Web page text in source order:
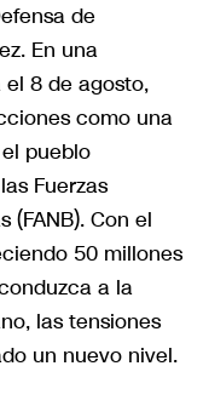
de
En una
8 de agosto,
como una
pueblo
Fuerzas
(FANB). Con el
50 millones
a la
las tensiones
un nuevo nivel.